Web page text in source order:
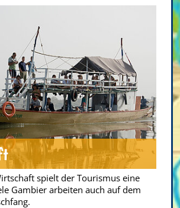
spielt der Tourismus eine
Gambier arbeiten auch auf dem